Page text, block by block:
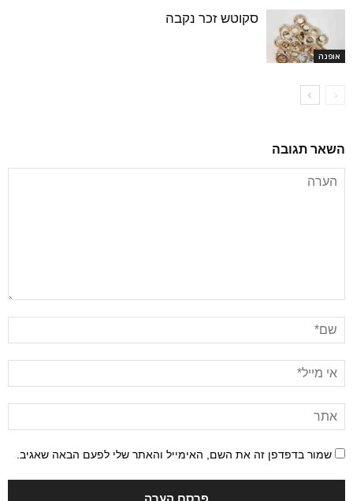
אופנה
סקוטש זכר נקבה
השאר תגובה
שמור בדפדפן זה את השם, האימייל והאתר שלי לפעם הבאה שאגיב.